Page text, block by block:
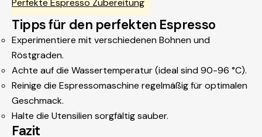
Perfekte Espresso Zubereitung
Tipps für den perfekten Espresso
Experimentiere mit verschiedenen Bohnen und
Röstgraden.
Achte auf die Wassertemperatur (ideal sind 90-96 °C).
Reinige die Espressomaschine regelmäßig für optimalen
Geschmack.
Halte die Utensilien sorgfältig sauber.
Fazit